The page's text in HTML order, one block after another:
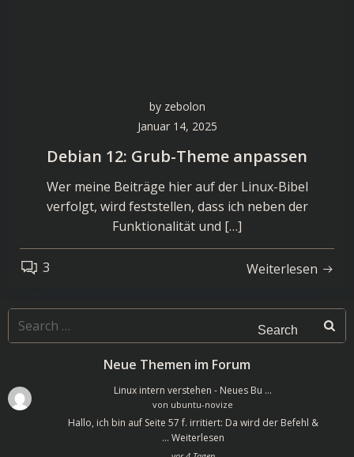
by zebolon
Januar 14, 2025
Debian 12: Grub-Theme anpassen
Wer meine Beiträge hier auf der Linux-Bibel
verfolgt, wird feststellen, dass ich neben der
Funktionalität und […]
3 Weiterlesen
Search
for:
Neue Themen im Forum
Linux intern verstehen - Neues Bu …
von ubuntu-novize
Hallo, ich bin auf Seite 57 f. irritiert: Da wird der Befehl &
… Weiterlesen